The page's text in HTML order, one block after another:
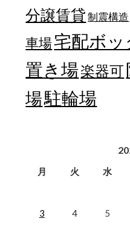
分譲賃貸 制震構造
車場宅配ボッ
置き場楽器可
場駐輪場
月 火 水
3 4 5